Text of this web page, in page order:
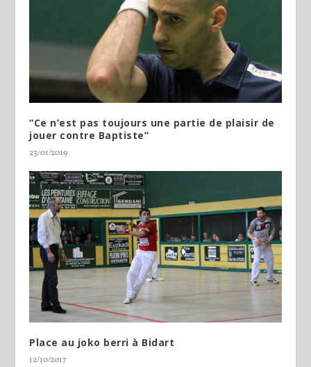
“Ce n’est pas toujours une partie de plaisir de
jouer contre Baptiste”
23/01/2019
Place au joko berri à Bidart
12/10/2017